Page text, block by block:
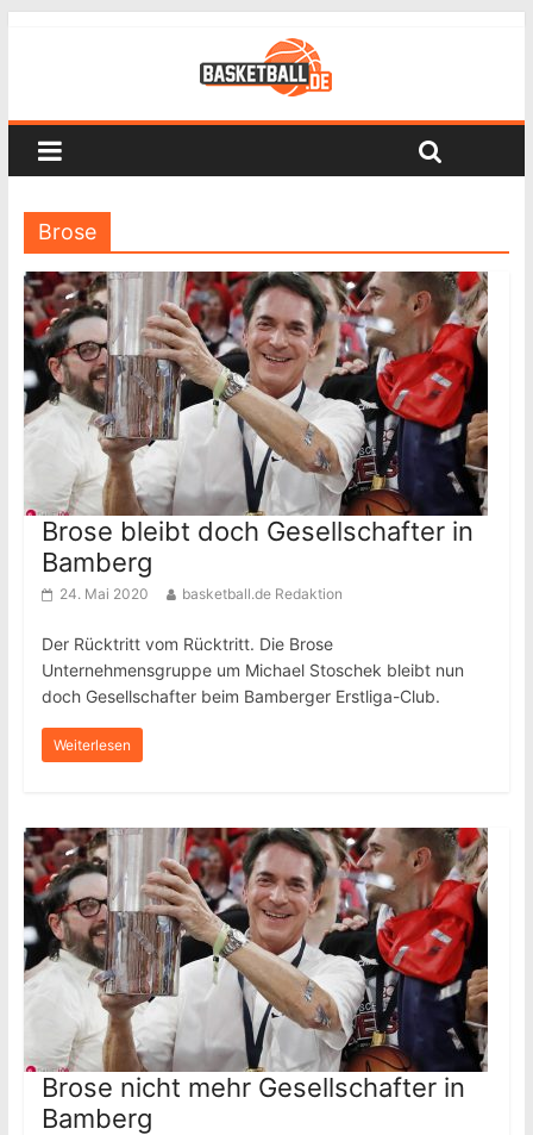
Brose
Brose bleibt doch Gesellschafter in
Bamberg
24. Mai 2020 basketball.de Redaktion
Der Rücktritt vom Rücktritt. Die Brose
Unternehmensgruppe um Michael Stoschek bleibt nun
doch Gesellschafter beim Bamberger Erstliga-Club.
Weiterlesen
Brose nicht mehr Gesellschafter in
Bamberg